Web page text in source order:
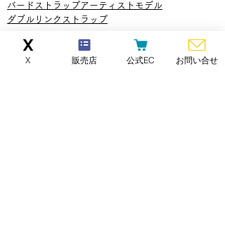
バードストラップアーティストモデル
​ダブルリンク ストラップ
カラーオーダー
X 販売店 公式EC お問い合せ